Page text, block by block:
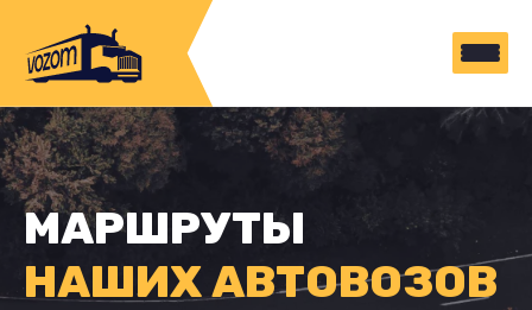
МАРШРУТЫ
НАШИХ АВТОВОЗОВ